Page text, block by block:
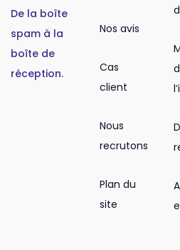
De la boîte
spam à la
boîte de
réception.
Nos avis
Cas
client
Nous
recrutons
Plan du
site